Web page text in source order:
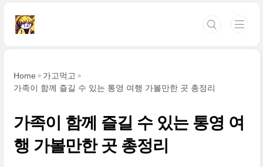
Home
가고먹고
가족이 함께 즐길 수 있는 통영 여행 가볼만한 곳 총정리
가족이 함께 즐길 수 있는 통영 여
행 가볼만한 곳 총정리